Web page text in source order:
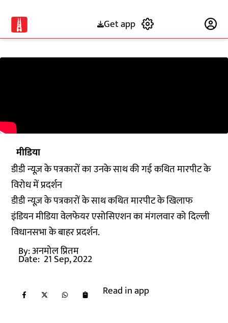
Get app
मीडिया
डीडी न्यूज़ के पत्रकारों का उनके साथ की गई कथित मारपीट के
विरोध में प्रदर्शन
डीडी न्यूज़ के पत्रकारों के साथ कथित मारपीट के खिलाफ
इंडियन मीडिया वेलफेयर एसोसिएशन का मंगलवार को दिल्ली
विधानसभा के बाहर प्रदर्शन.
By:अनमोल प्रितम
Date: 21 Sep, 2022
Read in app